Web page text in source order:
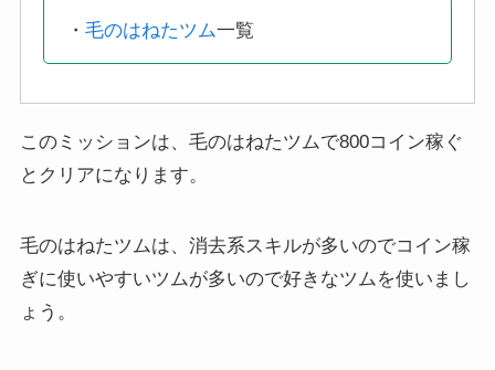
毛のはねたツム 一覧
このミッションは、毛のはねたツムで800コイン稼ぐ
とクリアになります。
毛のはねたツムは、消去系スキルが多いのでコイン稼
ぎに使いやすいツムが多いので好きなツムを使いまし
ょう。